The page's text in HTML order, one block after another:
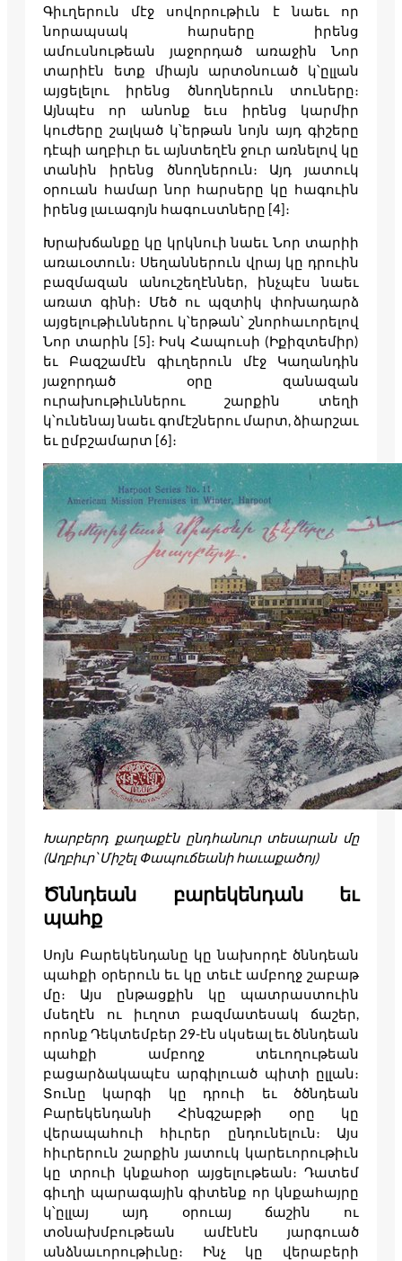
Գիւղերուն մէջ սովորութիւն է նաեւ որ
նորապսակ հարսերը իրենց
ամուսնութեան յաջորդած առաջին Նոր
տարիէն ետք միայն արտօնուած կ՝ըլլան
այցելելու իրենց ծնողներուն տուները։
Այնպէս որ անոնք եւս իրենց կարմիր
կուժերը շալկած կ՝երթան նոյն այդ գիշերը
դէպի աղբիւր եւ այնտեղէն ջուր առնելով կը
տանին իրենց ծնողներուն։ Այդ յատուկ
օրուան համար նոր հարսերը կը հագուին
իրենց լաւագոյն հագուստները [4]։
Խրախճանքը կը կրկնուի նաեւ Նոր տարիի
առաւօտուն։ Սեղաններուն վրայ կը դրուին
բազմազան անուշեղէններ, ինչպէս նաեւ
առատ գինի։ Մեծ ու պզտիկ փոխադարձ
այցելութիւններու կ՝երթան՝ շնորհաւորելով
Նոր տարին [5]։ Իսկ Հապուսի (Իքիզտեմիր)
եւ Բազշամէն գիւղերուն մէջ Կաղանդին
յաջորդած օրը զանազան
ուրախութիւններու շարքին տեղի
կ՝ունենայ նաեւ գոմէշներու մարտ, ձիարշաւ
եւ ըմբշամարտ [6]։
Խարբերդ քաղաքէն ընդհանուր տեսարան մը
(Աղբիւր՝ Միշել Փապուճեանի հաւաքածոյ)
Ծննդեան բարեկենդան եւ
պահք
Սոյն Բարեկենդանը կը նախորդէ ծննդեան
պահքի օրերուն եւ կը տեւէ ամբողջ շաբաթ
մը։ Այս ընթացքին կը պատրաստուին
մսեղէն ու իւղոտ բազմատեսակ ճաշեր,
որոնք Դեկտեմբեր 29-էն սկսեալ եւ ծննդեան
պահքի ամբողջ տեւողութեան
բացարձակապէս արգիլուած պիտի ըլլան։
Տունը կարգի կը դրուի եւ ծծնդեան
Բարեկենդանի Հինգշաբթի օրը կը
վերապահուի հիւրեր ընդունելուն։ Այս
հիւրերուն շարքին յատուկ կարեւորութիւն
կը տրուի կնքահօր այցելութեան։ Դատեմ
գիւղի պարագային գիտենք որ կնքահայրը
կ՝ըլլայ այդ օրուայ ճաշին ու
տօնախմբութեան ամէնէն յարգուած
անձնաւորութիւնը։ Ինչ կը վերաբերի